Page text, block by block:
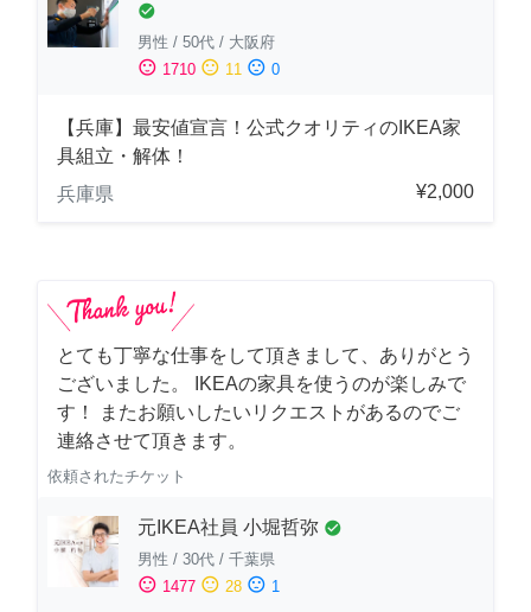
check_circle
男性 / 50代 / 大阪府
sentiment_satisfied 1710 sentiment_neutral 11 sentiment_dissatisfied 0
【兵庫】最安値宣言！公式クオリティのIKEA家
具組立・解体！
兵庫県
¥2,000
とても丁寧な仕事をして頂きまして、ありがとう
ございました。 IKEAの家具を使うのが楽しみで
す！ またお願いしたいリクエストがあるのでご
連絡させて頂きます。
依頼されたチケット
元IKEA社員 小堀哲弥 check_circle
男性 / 30代 / 千葉県
sentiment_satisfied 1477 sentiment_neutral 28 sentiment_dissatisfied 1